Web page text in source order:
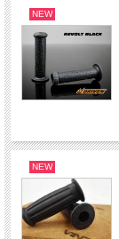
NEW
NEW